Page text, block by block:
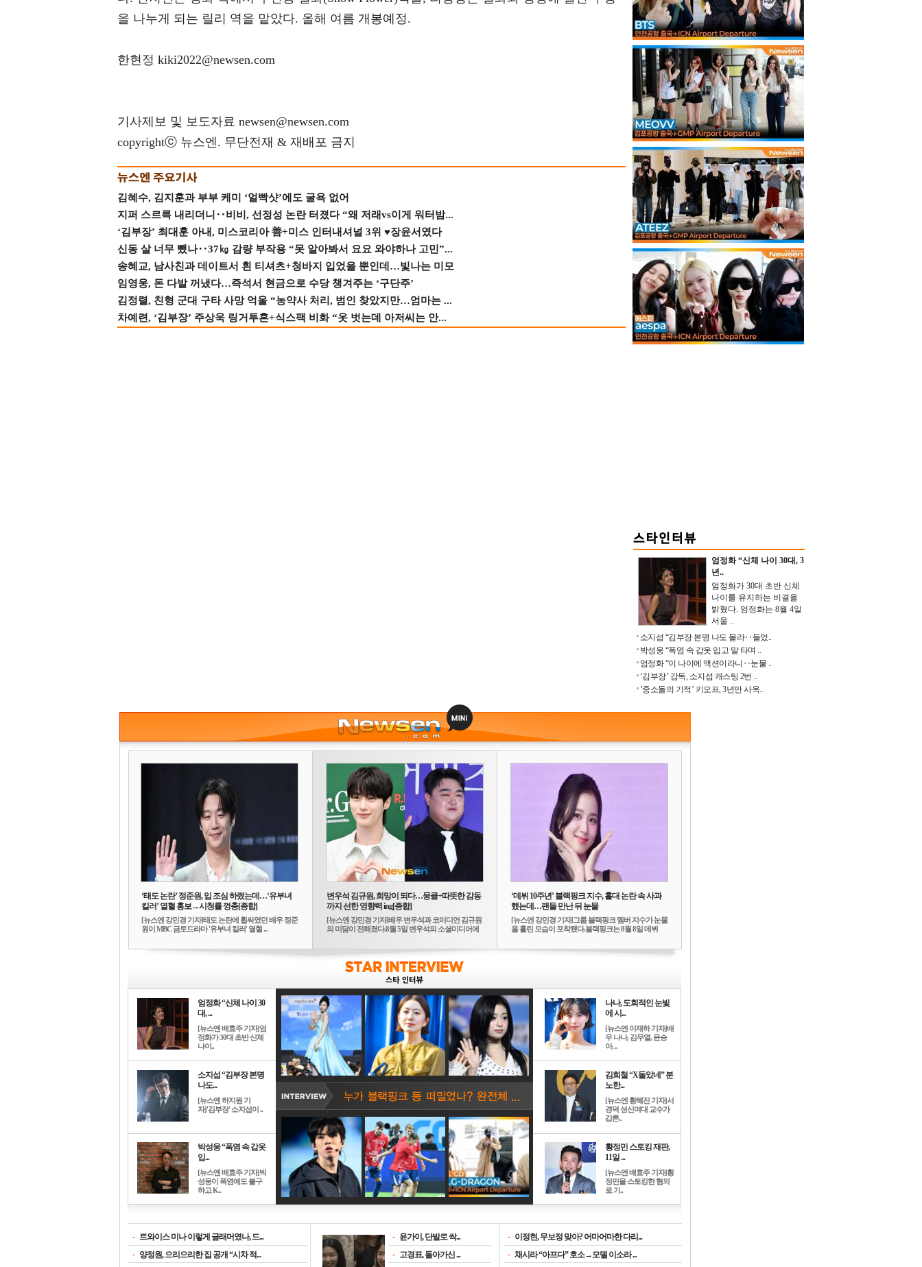
을 나누게 되는 릴리 역을 맡았다. 올해 여름 개봉예정.
한현정 kiki2022@newsen.com
기사제보 및 보도자료 newsen@newsen.com
copyrightⓒ 뉴스엔. 무단전재 & 재배포 금지
김혜수, 김지훈과 부부 케미 ‘얼빡샷’에도 굴욕 없어
지퍼 스르륵 내리더니‥비비, 선정성 논란 터졌다 “왜 저래vs이게 워터밤...
‘김부장’ 최대훈 아내, 미스코리아 善+미스 인터내셔널 3위 ♥장윤서였다
신동 살 너무 뺐나‥37㎏ 감량 부작용 “못 알아봐서 요요 와야하나 고민”...
송혜교, 남사친과 데이트서 흰 티셔츠+청바지 입었을 뿐인데…빛나는 미모
임영웅, 돈 다발 꺼냈다…즉석서 현금으로 수당 챙겨주는 ‘구단주’
김정렬, 친형 군대 구타 사망 억울 “농약사 처리, 범인 찾았지만…엄마는 ...
차예련, ‘김부장’ 주상욱 링거투혼+식스팩 비화 “옷 벗는데 아저씨는 안...
엄정화 “신체 나이 30대, 3
년..
엄정화가 30대 초반 신체
나이를 유지하는 비결을
밝혔다. 엄정화는 8월 4일
서울 ..
소지섭 “김부장 본명 나도 몰라‥들었..
박성웅 “폭염 속 갑옷 입고 말 타며 ..
엄정화 “이 나이에 액션이라니‥눈물 ..
‘김부장’ 감독, 소지섭 캐스팅 2번 ..
‘중소돌의 기적’ 키오프, 3년만 사옥..
‘태도 논란’ 정준원, 입 조심 하랬는데…‘유부녀
킬러’ 열혈 홍보→시청률 껑충[종합]
[뉴스엔 강민경 기자]태도 논란에 휩싸였던 배우 정준
원이 MBC 금토드라마 '유부녀 킬러' 열혈 ...
변우석 김규원, 희망이 되다…뭉클+따뜻한 감동
까지 선한 영향력 ing[종합]
[뉴스엔 강민경 기자]배우 변우석과 코미디언 김규원
의 미담이 전해졌다.8월 5일 변우석의 소셜미디어에
‘데뷔 10주년’ 블랙핑크 지수, 홀대 논란 속 사과
했는데…팬들 만난 뒤 눈물
[뉴스엔 강민경 기자]그룹 블랙핑크 멤버 지수가 눈물
을 흘린 모습이 포착됐다.블랙핑크는 8월 8일 데뷔
엄정화 “신체 나이 30
대, ...
[뉴스엔 배효주 기자]엄
정화가 30대 초반 신체
나이..
소지섭 “김부장 본명
나도...
[뉴스엔 하지원 기
자]'김부장' 소지섭이 ..
박성웅 “폭염 속 갑옷
입...
[뉴스엔 배효주 기자]박
성웅이 폭염에도 불구
하고 K..
나나, 도회적인 눈빛
에 시...
[뉴스엔 이재하 기자]배
우 나나, 김무열, 윤승
아, ..
김희철 “X돌았네” 분
노한...
[뉴스엔 황혜진 기자]서
경덕 성신여대 교수가
갑론..
황정민 스토킹 재판,
11일 ...
[뉴스엔 배효주 기자]황
정민을 스토킹한 혐의
로 기..
- 트와이스 미나 이렇게 글래머였나, 드...
- 양정원, 으리으리한 집 공개 “시차 적...
- 윤가이, 단발로 싹...
- 고경표, 돌아가신 ...
- 이정현, 무보정 맞아? 어마어마한 다리...
- 채시라 “아프다” 호소→모델 이소라 ...